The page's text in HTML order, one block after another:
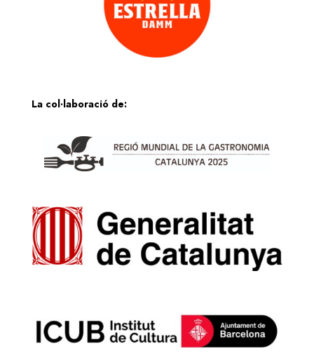
La col·laboració de: